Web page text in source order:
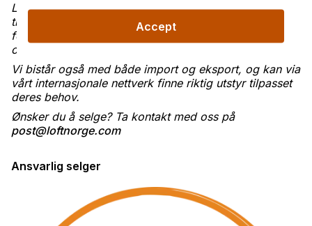
Løft Norge bistår med salg av maskiner og
transportmidler – fra A til Å. Vi håndterer alt fra
fotografering og annonsering til dialog med kjøpere
og gjennomføring av handelen.
Vi bistår også med både import og eksport, og kan via
vårt internasjonale nettverk finne riktig utstyr tilpasset
deres behov.
Ønsker du å selge? Ta kontakt med oss på
post@loftnorge.com
Ansvarlig selger
Accept